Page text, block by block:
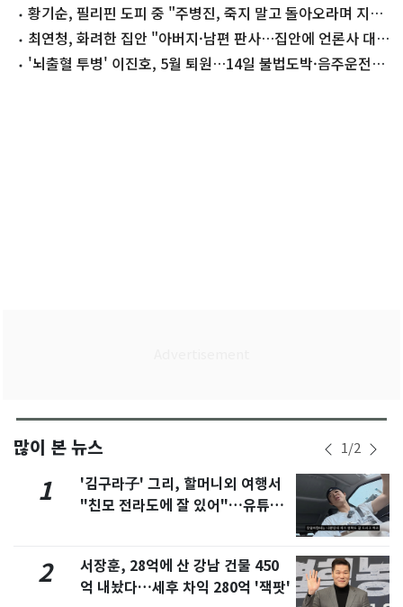
끊어"
황기순, 필리핀 도피 중 "주병진, 죽지 말고 돌아오라며 지
원"최연청, 화려한 집안 "아버지·남편 판사…집안에 언론사 대
표·국회의원도"
'뇌출혈 투병' 이진호, 5월 퇴원…14일 불법도박·음주운전
많이 본 뉴스 1/2
1
'김구라子' 그리, 할머니외 여행서
"친모 전라도에 잘 있어"…유튜브
2
서장훈, 28억에 산 강남 건물 450
억 내놨다…세후 차익 280억 '잭팟'